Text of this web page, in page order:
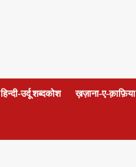
हिन्दी-उर्दू शब्दकोश ख़ज़ाना-ए-क़ाफ़िया